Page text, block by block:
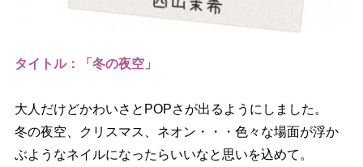
タイトル：「冬の夜空」
大人だけどかわいさとPOPさが出るようにしました。
冬の夜空、クリスマス、ネオン・・・色々な場面が浮か
ぶようなネイルになったらいいなと思いを込めて。